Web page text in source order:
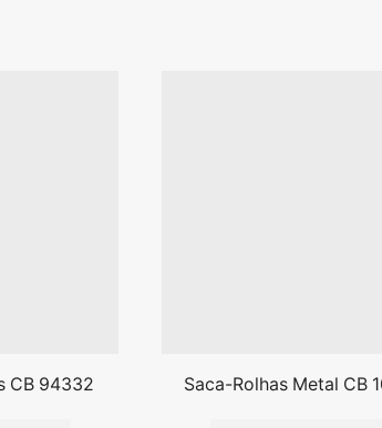
CB 94332 Saca-Rolhas Metal CB